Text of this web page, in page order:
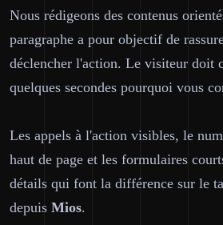
Nous rédigeons des contenus
paragraphe a pour objectif de
déclencher l'action. Le visiteur doit
quelques secondes pourquoi vous
Les appels à l'action visibles, le
haut de page et les formulaires
détails qui font la différence sur le
depuis Mios.